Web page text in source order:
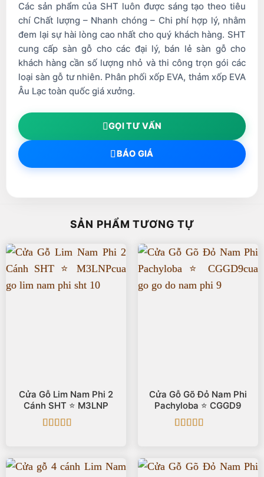
Các sản phẩm của SHT luôn được sáng tạo theo tiêu
chí Chất lượng – Nhanh chóng – Chi phí hợp lý, nhằm
đem lại sự hài lòng cao nhất cho quý khách hàng. SHT
cung cấp sàn gỗ cho các đại lý, bán lẻ sàn gỗ cho
khách hàng cần số lượng nhỏ và thi công trọn gói các
loại sàn gỗ tư nhiên. Phân phối xốp EVA, thảm xốp EVA
Âu Lạc toàn quốc giá xưởng.
GỌI TƯ VẤN
BÁO GIÁ
SẢN PHẨM TƯƠNG TỰ
Cửa Gỗ Lim Nam Phi 2
Cánh SHT ⭐️ M3LNP
Cửa Gỗ Gõ Đỏ Nam Phi
Pachyloba ⭐️ CGGD9